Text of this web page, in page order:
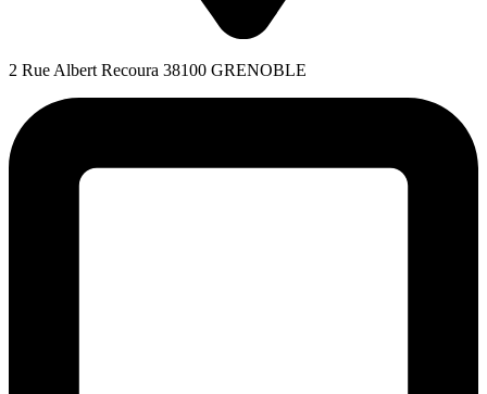
2 Rue Albert Recoura 38100 GRENOBLE